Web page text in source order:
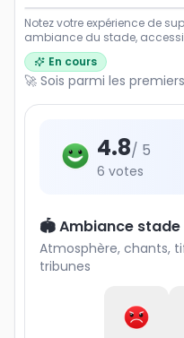
Notez votre expérience de
ambiance du stade,
et présence digitale du club.
En cours
🚀 Sois parmi les premiers
4.8/ 5
6 votes
🏟️ Ambiance stade
Atmosphère, chants,
tribunes